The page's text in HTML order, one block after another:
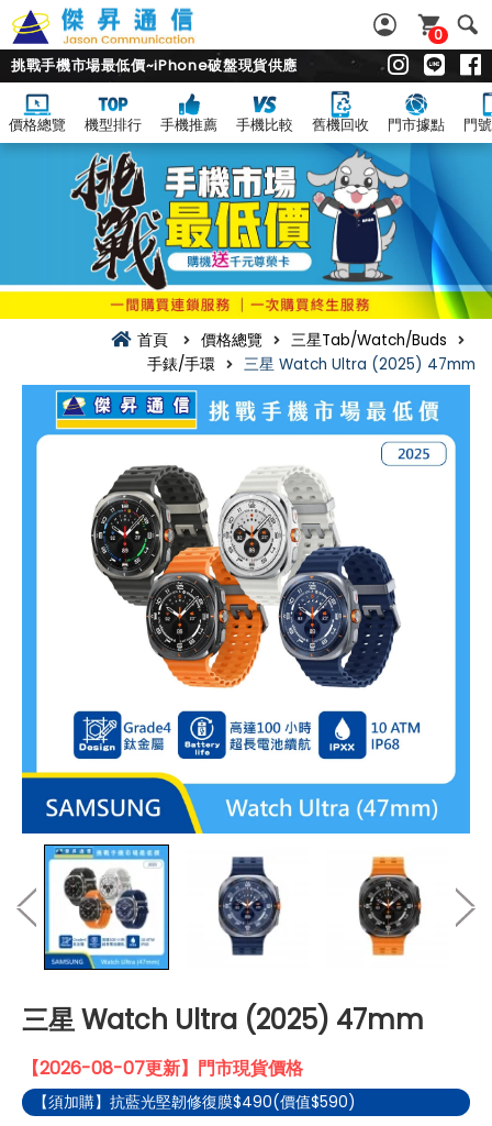
0
挑戰手機市場最低價~iPhone破盤現貨供應
價格總覽 機型排行 手機推薦 手機比較 舊機回收 門市據點 門
首頁 價格總覽
三星Tab/Watch/Buds
手錶/手環
三星 Watch Ultra (2025) 47mm
三星 Watch Ultra (2025) 47mm
【2026-08-07更新】門市現貨價格
【須加購】抗藍光堅韌修復膜$490(價值$590)